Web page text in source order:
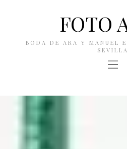
FOTO
BODA DE ARA Y MANUEL
SEVILLA